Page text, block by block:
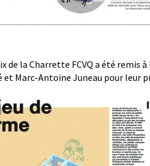
de la Charrette FCVQ a été remis
et Marc-Antoine Juneau pour leur